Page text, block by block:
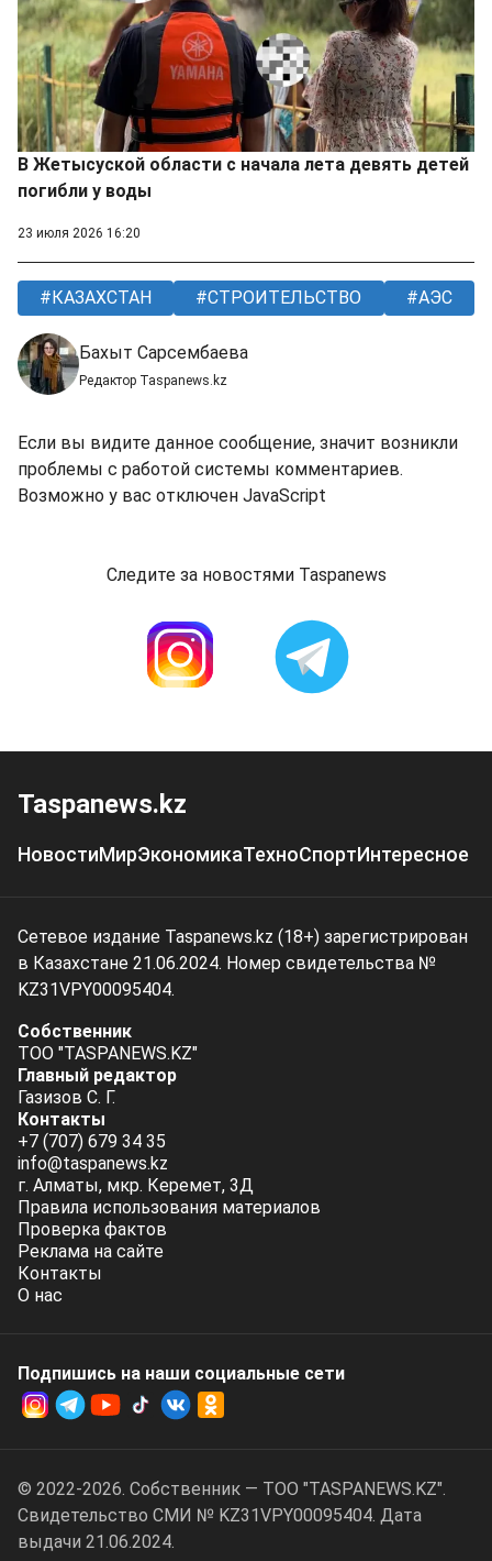
В Жетысуской области с начала лета девять детей
погибли у воды
23 июля 2026 16:20
КАЗАХСТАН СТРОИТЕЛЬСТВО АЭС
Бахыт Сарсембаева
Редактор Taspanews.kz
Если вы видите данное сообщение, значит возникли
проблемы с работой системы комментариев.
Возможно у вас отключен JavaScript
Следите за новостями Taspanews
Taspanews.kz
НовостиМирЭкономикаТехноСпортИнтересное
Сетевое издание Taspanews.kz (18+) зарегистрирован
в Казахстане 21.06.2024. Номер свидетельства №
KZ31VPY00095404.
Собственник
ТОО "TASPANEWS.KZ"
Главный редактор
Газизов С. Г.
Контакты
+7 (707) 679 34 35
info@taspanews.kz
г. Алматы, мкр. Керемет, 3Д
Правила использования материалов
Проверка фактов
Реклама на сайте
Контакты
О нас
Подпишись на наши социальные cети
© 2022-2026. Собственник — ТОО "TASPANEWS.KZ".
Cвидетельство СМИ № KZ31VPY00095404. Дата
выдачи 21.06.2024.